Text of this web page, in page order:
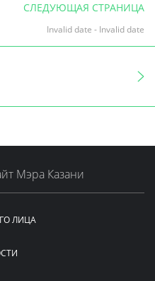
СЛЕДУЮЩАЯ СТРАНИЦА
Invalid date - Invalid date
Мэра Казани
ЛИЦА